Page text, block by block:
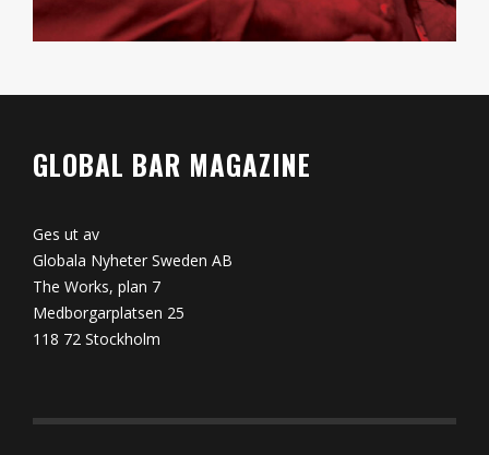
GLOBAL BAR MAGAZINE
Ges ut av
Globala Nyheter Sweden AB
The Works, plan 7
Medborgarplatsen 25
118 72 Stockholm